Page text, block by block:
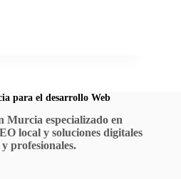
para el desarrollo Web
Murcia especializado en
local y soluciones digitales
profesionales.